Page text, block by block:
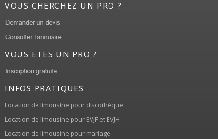
VOUS CHERCHEZ UN PRO ?
VOUS ETES UN PRO ?
INFOS PRATIQUES
Location de limousine pour discothèque
Location de limousine pour EVJF et EVJH
Location de limousine pour mariage